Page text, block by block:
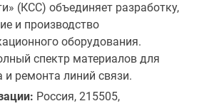
(КСС) объединяет разработку,
и производство
оборудования.
спектр материалов для
и ремонта линий связи.
Россия, 215505,